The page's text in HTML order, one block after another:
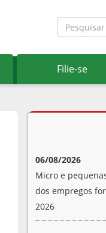
Filie-se
06/08/2026
Micro e
dos empregos
2026